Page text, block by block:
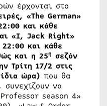
έρχονται στο
«The German»
και κάθε
«I, Jack Right»
και κάθε
και η 25η σεζόν
Τρίτη 17/2 στις
ώρα) που θα
συνεχίζουν να
Professor season 4»